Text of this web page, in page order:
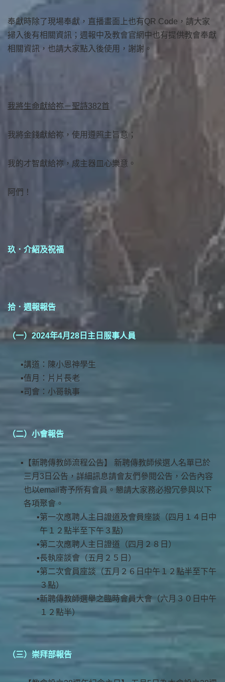
奉獻時除了現場奉獻，直播畫面上也有QR Code，請大家
掃入後有相關資訊；週報中及教會官網中也有提供教會奉獻
相關資訊，也請大家點入後使用，謝謝。
我將生命獻給祢－聖詩382首
我將金錢獻給祢，使用遵照主旨意；
我的才智獻給祢，成主器皿心樂意。
阿們！
玖．介紹及祝福
拾．週報報告
（一）2024年4月28日主日服事人員
講道：陳小恩神學生
值月：片片長老
司會：小哥執事
（二）小會報告
【新聘傳教師流程公告】 新聘傳教師候選人名單已於
三月3日公告，詳細訊息請會友們參閱公告，公告內容
也以email寄予所有會員。懇請大家務必撥冗參與以下
各項聚會。
第一次應聘人主日證道及會員座談（四月１４日中
午１２點半至下午３點）
第二次應聘人主日證道（四月２８日）
長執座談會（五月２５日）
第二次會員座談（五月２６日中午１２點半至下午
３點）
新聘傳教師選舉之臨時會員大會（六月３０日中午
１２點半）
（三）崇拜部報告